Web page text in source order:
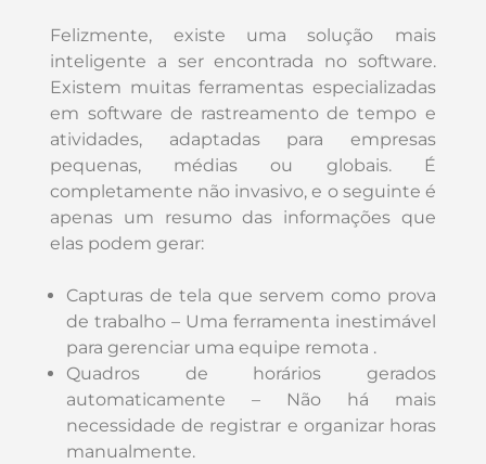
Felizmente, existe uma solução mais
inteligente a ser encontrada no software.
Existem muitas ferramentas especializadas
em software de rastreamento de tempo e
atividades, adaptadas para empresas
pequenas, médias ou globais. É
completamente não invasivo, e o seguinte é
apenas um resumo das informações que
elas podem gerar:
Capturas de tela que servem como prova
de trabalho – Uma ferramenta inestimável
para gerenciar uma equipe remota .
Quadros de horários gerados
automaticamente – Não há mais
necessidade de registrar e organizar horas
manualmente.